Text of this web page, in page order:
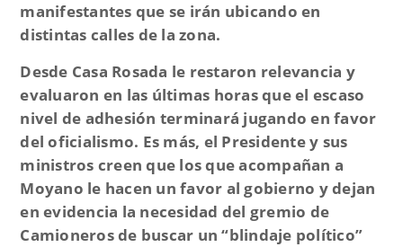
manifestantes que se irán ubicando en
distintas calles de la zona.
Desde Casa Rosada le restaron relevancia y
evaluaron en las últimas horas que el escaso
nivel de adhesión terminará jugando en favor
del oficialismo. Es más, el Presidente y sus
ministros creen que los que acompañan a
Moyano le hacen un favor al gobierno y dejan
en evidencia la necesidad del gremio de
Camioneros de buscar un “blindaje político”